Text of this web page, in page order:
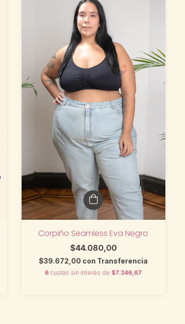
Corpiño Seamless Eva Negro
$44.080,00
$39.672,00 con Transferencia
6 cuotas sin interés de $7.346,67